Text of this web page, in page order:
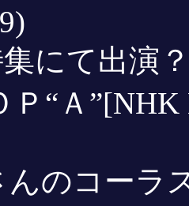
にて出演
Ｐ“Ａ
んのコーラ